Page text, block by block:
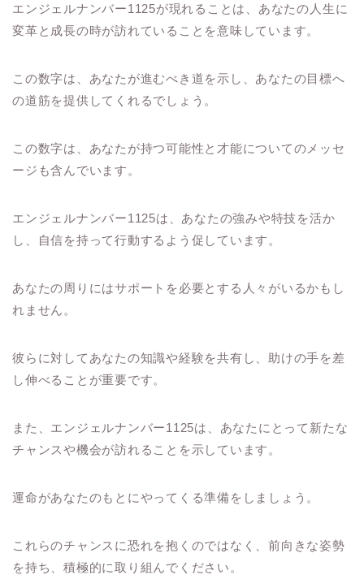
エンジェルナンバー1125が現れることは、あなたの人生に
変革と成長の時が訪れていることを意味しています。
この数字は、あなたが進むべき道を示し、あなたの目標へ
の道筋を提供してくれるでしょう。
この数字は、あなたが持つ可能性と才能についてのメッセ
ージも含んでいます。
エンジェルナンバー1125は、あなたの強みや特技を活か
し、自信を持って行動するよう促しています。
あなたの周りにはサポートを必要とする人々がいるかもし
れません。
彼らに対してあなたの知識や経験を共有し、助けの手を差
し伸べることが重要です。
また、エンジェルナンバー1125は、あなたにとって新たな
チャンスや機会が訪れることを示しています。
運命があなたのもとにやってくる準備をしましょう。
これらのチャンスに恐れを抱くのではなく、前向きな姿勢
を持ち、積極的に取り組んでください。